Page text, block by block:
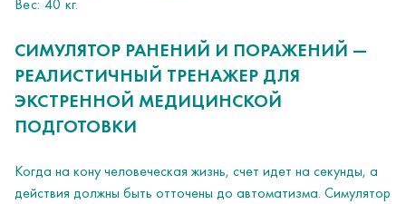
Вес: 40 кг.
СИМУЛЯТОР РАНЕНИЙ И ПОРАЖЕНИЙ —
РЕАЛИСТИЧНЫЙ ТРЕНАЖЕР ДЛЯ
ЭКСТРЕННОЙ МЕДИЦИНСКОЙ
ПОДГОТОВКИ
Когда на кону человеческая жизнь, счет идет на секунды, а
действия должны быть отточены до автоматизма. Симулятор